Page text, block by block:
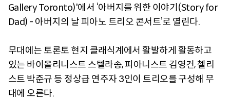
Gallery Toronto)'에서 ‘아버지를 위한 이야기(Story for
Dad) - 아버지의 날 피아노 트리오 콘서트’로 열린다.
무대에는 토론토 현지 클래식계에서 활발하게 활동하고
있는 바이올리니스트 스텔라송, 피아니스트 김영건, 첼리
스트 박준규 등 정상급 연주자 3인이 트리오를 구성해 무
대에 오른다.